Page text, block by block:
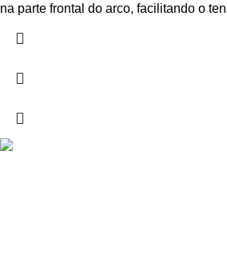
na parte frontal do arco, facilitando o